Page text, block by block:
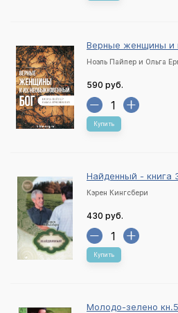
Верные женщины и
Ноэль Пайпер и Ольга
590 руб.
Купить
Найденный - книга
Кэрен Кингсбери
430 руб.
Купить
Молодо-зелено кн.5